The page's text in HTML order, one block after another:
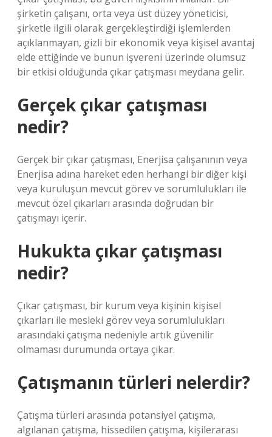
şirketin çalışanı, orta veya üst düzey yöneticisi,
şirketle ilgili olarak gerçekleştirdiği işlemlerden
açıklanmayan, gizli bir ekonomik veya kişisel avantaj
elde ettiğinde ve bunun işvereni üzerinde olumsuz
bir etkisi olduğunda çıkar çatışması meydana gelir.
Gerçek çıkar çatışması
nedir?
Gerçek bir çıkar çatışması, Enerjisa çalışanının veya
Enerjisa adına hareket eden herhangi bir diğer kişi
veya kuruluşun mevcut görev ve sorumlulukları ile
mevcut özel çıkarları arasında doğrudan bir
çatışmayı içerir.
Hukukta çıkar çatışması
nedir?
Çıkar çatışması, bir kurum veya kişinin kişisel
çıkarları ile mesleki görev veya sorumlulukları
arasındaki çatışma nedeniyle artık güvenilir
olmaması durumunda ortaya çıkar.
Çatışmanın türleri nelerdir?
Çatışma türleri arasında potansiyel çatışma,
algılanan çatışma, hissedilen çatışma, kişilerarası